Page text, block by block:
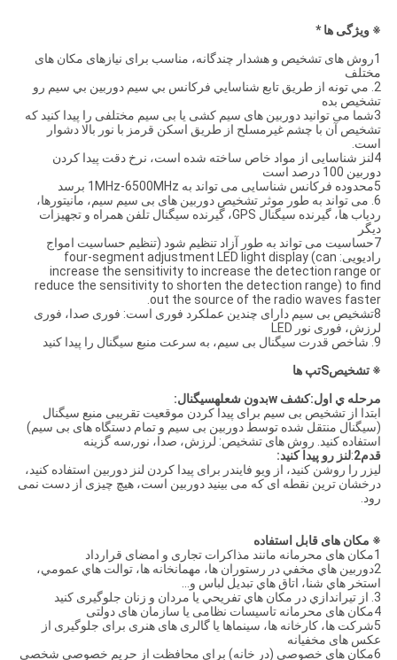
※ ویژگی ها *
1روش های تشخیص و هشدار چندگانه، مناسب برای نیازهای مکان های
مختلف
2. مي تونه از طريق تابع شناسايي فرکانس بي سيم دوربين بي سيم رو
تشخیص بده
3شما می توانید دوربین های سیم کشی یا بی سیم مختلفی را پیدا کنید که
تشخیص آن با چشم غیرمسلح از طریق اسکن قرمز با نور بالا دشوار
است.
4لنز شناسایی از مواد خاص ساخته شده است، نرخ دقت پیدا کردن
دوربین 100 درصد است
5محدوده فرکانس شناسایی می تواند به 1MHz-6500MHz برسد
6. می تواند به طور موثر تشخیص دوربین های بی سیم سیم، مانیتورها،
ردیاب ها، گیرنده سیگنال GPS، گیرنده سیگنال تلفن همراه و تجهیزات
دیگر
7حساسیت می تواند به طور آزاد تنظیم شود (تنظیم حساسیت امواج
رادیویی: four-segment adjustment LED light display (can
increase the sensitivity to increase the detection range or
reduce the sensitivity to shorten the detection range) to find
out the source of the radio waves faster.
8تشخیص بی سیم دارای چندین عملکرد فوری است: فوری صدا، فوری
لرزش، فوری نور LED
9. شاخص قدرت سیگنال بی سیم، به سرعت منبع سیگنال را پیدا کنید
※ تشخیصSتپ ها
مرحله ي اول:کشف w بدون شعلهسیگنال:
ابتدا از تشخیص بی سیم برای پیدا کردن موقعیت تقریبی منبع سیگنال
(سیگنال منتقل شده توسط دوربین بی سیم و تمام دستگاه های بی سیم)
استفاده کنید. روش های تشخیص: لرزش، صدا، نور,سه گزینه
قدم2
:لنز رو پیدا کنید:
لیزر را روشن کنید، از ویو فایندر برای پیدا کردن لنز دوربین استفاده کنید،
درخشان ترین نقطه ای که می بینید دوربین است، هیچ چیزی از دست نمی
رود.
※ مکان های قابل استفاده
1مکان های محرمانه مانند مذاکرات تجاری و امضای قرارداد
2دوربين هاي مخفي در رستوران ها، مهمانخانه ها، توالت هاي عمومي،
استخر هاي شنا، اتاق هاي تبديل لباس و...
3. از تيراندازي در مکان هاي تفريحي يا مردان و زنان جلوگیری کنيد
4مکان های محرمانه تاسیسات نظامی یا سازمان های دولتی
5شرکت ها، کارخانه ها، سینماها یا گالری های هنری برای جلوگیری از
عکس های مخفیانه
6مکان های خصوصی (در خانه) برای محافظت از حریم خصوصی شخصی